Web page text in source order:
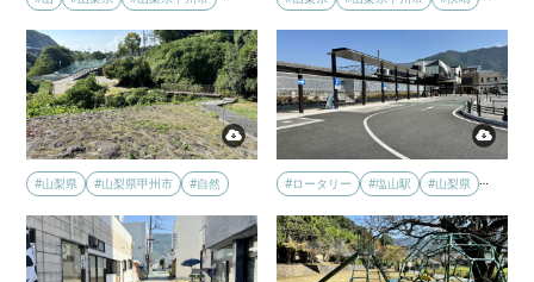
#山梨県 #山梨県甲州市 #自然 #ロータリー #塩山駅 #山梨県 …